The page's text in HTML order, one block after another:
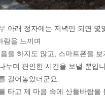
아래 정자에는 저녁만 되면 몇
람을 느끼며
을 하지도 않고, 스마트폰을
누며 편안한 시간을 보낼 뿐입
걸어놓았더군요.
타고 제 마음 속에 산들바람을